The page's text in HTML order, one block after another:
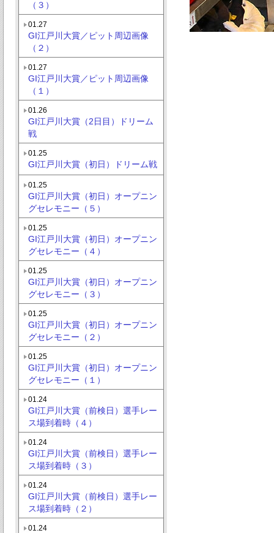
（３）
01.27
GI江戸川大賞／ピット周辺画像
（２）
01.27
GI江戸川大賞／ピット周辺画像
（１）
01.26
GI江戸川大賞（2日目）ドリーム
戦
01.25
GI江戸川大賞（初日）ドリーム戦
01.25
GI江戸川大賞（初日）オープニン
グセレモニー（５）
01.25
GI江戸川大賞（初日）オープニン
グセレモニー（４）
01.25
GI江戸川大賞（初日）オープニン
グセレモニー（３）
01.25
GI江戸川大賞（初日）オープニン
グセレモニー（２）
01.25
GI江戸川大賞（初日）オープニン
グセレモニー（１）
01.24
GI江戸川大賞（前検日）選手レー
ス場到着時（４）
01.24
GI江戸川大賞（前検日）選手レー
ス場到着時（３）
01.24
GI江戸川大賞（前検日）選手レー
ス場到着時（２）
01.24